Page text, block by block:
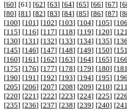
[60] [61] [62] [63] [64] [65] [66] [67] [
[80] [81] [82] [83] [84] [85] [86] [87] [
[100] [101] [102] [103] [104] [105] [106
[115] [116] [117] [118] [119] [120] [121
[130] [131] [132] [133] [134] [135] [136
[145] [146] [147] [148] [149] [150] [151
[160] [161] [162] [163] [164] [165] [166
[175] [176] [177] [178] [179] [180] [181
[190] [191] [192] [193] [194] [195] [196
[205] [206] [207] [208] [209] [210] [211
[220] [221] [222] [223] [224] [225] [226
[235] [236] [237] [238] [239] [240] [241